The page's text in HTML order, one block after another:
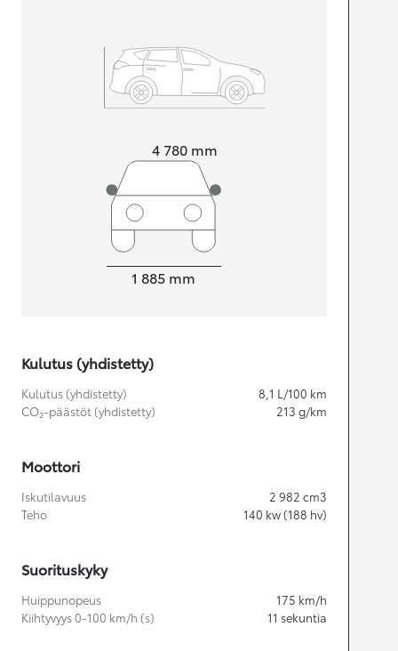
Pituus
4 780 mm
Leveys
1 885 mm
Kulutus (yhdistetty)
Kulutus (yhdistetty) 8,1 L/100 km
CO₂-päästöt (yhdistetty)
213 g/km
Moottori
Iskutilavuus 2 982 cm3
Teho
140 kw (188 hv)
Suorituskyky
Huippunopeus 175 km/h
Kiihtyvyys 0-100 km/h (s)
11 sekuntia